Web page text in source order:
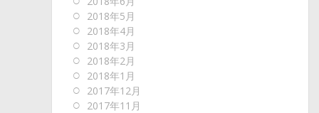
2018年5月
2018年4月
2018年3月
2018年2月
2018年1月
2017年12月
2017年11月